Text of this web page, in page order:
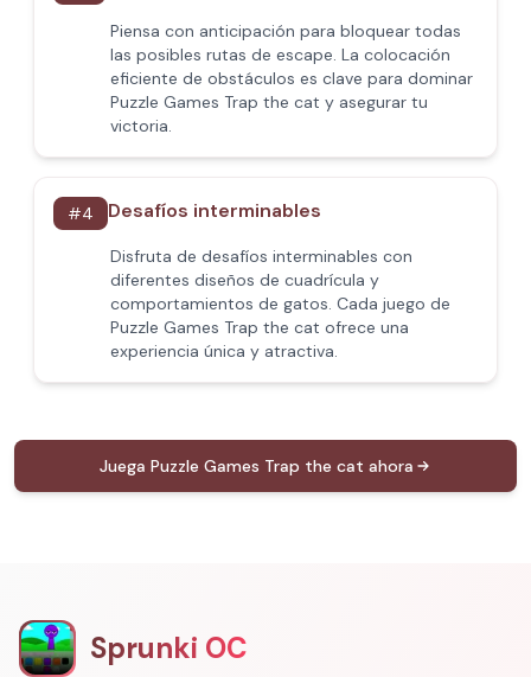
Piensa con anticipación para bloquear todas
las posibles rutas de escape. La colocación
eficiente de obstáculos es clave para dominar
Puzzle Games Trap the cat y asegurar tu
victoria.
#4 Desafíos interminables
Disfruta de desafíos interminables con
diferentes diseños de cuadrícula y
comportamientos de gatos. Cada juego de
Puzzle Games Trap the cat ofrece una
experiencia única y atractiva.
Juega Puzzle Games Trap the cat ahora
Sprunki OC